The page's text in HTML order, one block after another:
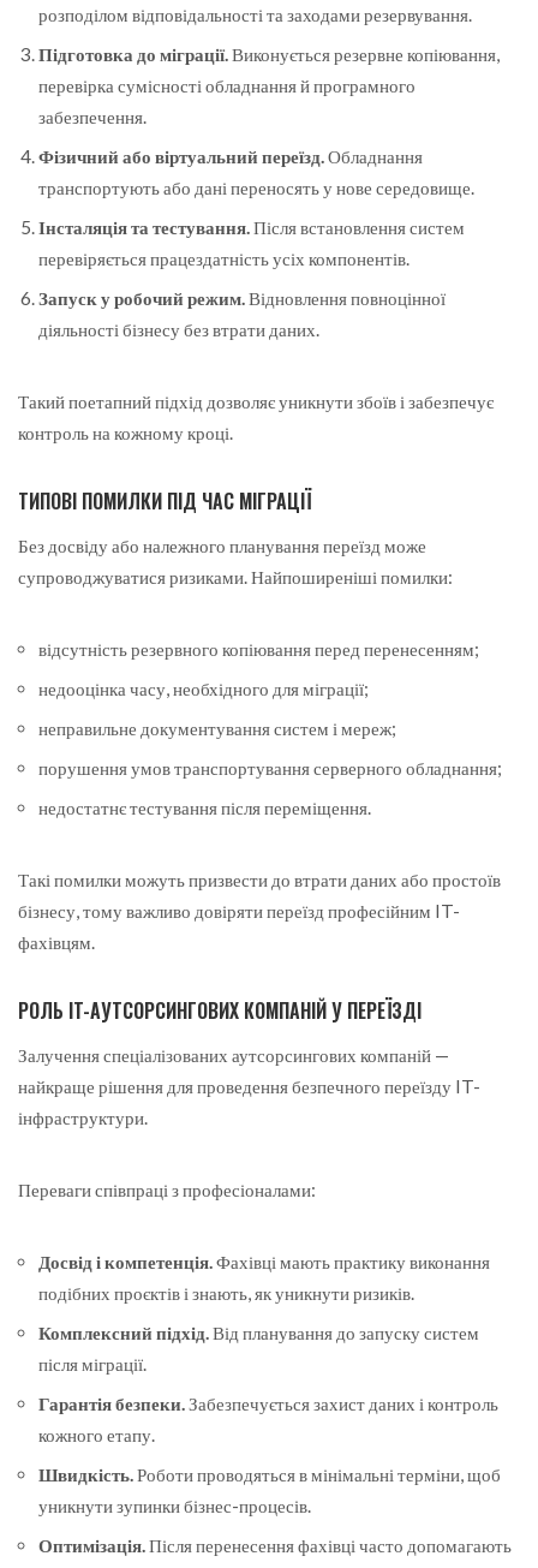
розподілом відповідальності та заходами резервування.
Підготовка до міграції.Виконується резервне копіювання,
перевірка сумісності обладнання й програмного
забезпечення.
Фізичний або віртуальний переїзд.Обладнання
транспортують або дані переносять у нове середовище.
Інсталяція та тестування.Після встановлення систем
перевіряється працездатність усіх компонентів.
Запуск у робочий режим.Відновлення повноцінної
діяльності бізнесу без втрати даних.
Такий поетапний підхід дозволяє уникнути збоїв і забезпечує
контроль на кожному кроці.
ТИПОВІ ПОМИЛКИ ПІД ЧАС МІГРАЦІЇ
Без досвіду або належного планування переїзд може
супроводжуватися ризиками. Найпоширеніші помилки:
відсутність резервного копіювання перед перенесенням;
недооцінка часу, необхідного для міграції;
неправильне документування систем і мереж;
порушення умов транспортування серверного обладнання;
недостатнє тестування після переміщення.
Такі помилки можуть призвести до втрати даних або простоїв
бізнесу, тому важливо довіряти переїзд професійним IT-
фахівцям.
РОЛЬ IT-АУТСОРСИНГОВИХ КОМПАНІЙ У ПЕРЕЇЗДІ
Залучення спеціалізованих аутсорсингових компаній —
найкраще рішення для проведення безпечного переїзду IT-
інфраструктури.
Переваги співпраці з професіоналами:
Досвід і компетенція.Фахівці мають практику виконання
подібних проєктів і знають, як уникнути ризиків.
Комплексний підхід.Від планування до запуску систем
після міграції.
Гарантія безпеки.Забезпечується захист даних і контроль
кожного етапу.
Швидкість.Роботи проводяться в мінімальні терміни, щоб
уникнути зупинки бізнес-процесів.
Оптимізація.Після перенесення фахівці часто допомагають